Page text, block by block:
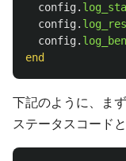
config.
config.
config.
end
下記のように、ま
ステータスコード